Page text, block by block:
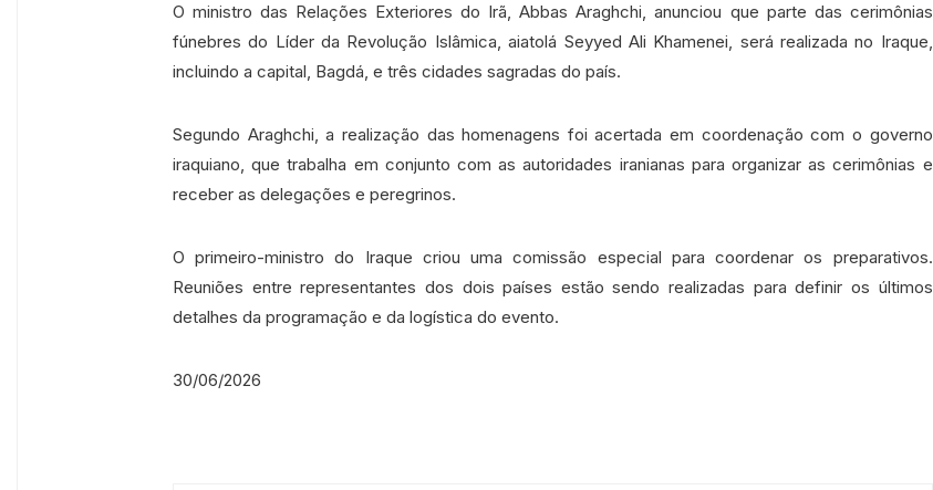
O ministro das Relações Exteriores do Irã, Abbas Araghchi, anunciou que parte das cerimônias
fúnebres do Líder da Revolução Islâmica, aiatolá Seyyed Ali Khamenei, será realizada no Iraque,
incluindo a capital, Bagdá, e três cidades sagradas do país.
Segundo Araghchi, a realização das homenagens foi acertada em coordenação com o governo
iraquiano, que trabalha em conjunto com as autoridades iranianas para organizar as cerimônias e
receber as delegações e peregrinos.
O primeiro-ministro do Iraque criou uma comissão especial para coordenar os preparativos.
Reuniões entre representantes dos dois países estão sendo realizadas para definir os últimos
detalhes da programação e da logística do evento.
30/06/2026